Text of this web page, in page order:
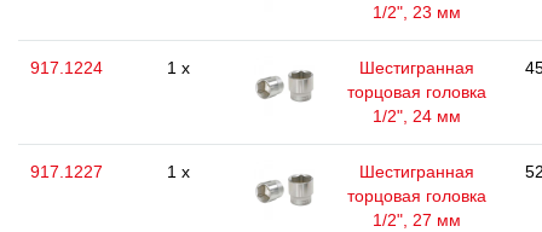
1/2", 23 мм
917.1224 1 x
Шестигранная
торцовая головка
1/2", 24 мм
917.1227 1 x
Шестигранная
торцовая головка
1/2", 27 мм